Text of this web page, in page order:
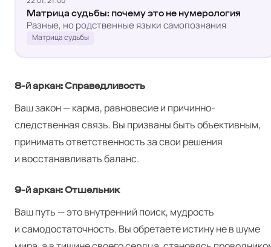
Матрица судьбы: почему это не нумерология
Разные, но родственные языки самопознания
Матрица судьбы
8‑й аркан: Справедливость
Ваш закон — карма, равновесие и причинно-
следственная связь. Вы призваны быть объективным,
принимать ответственность за свои решения
и восстанавливать баланс.
9‑й аркан: Отшельник
Ваш путь — это внутренний поиск, мудрость
и самодостаточность. Вы обретаете истину не в шуме